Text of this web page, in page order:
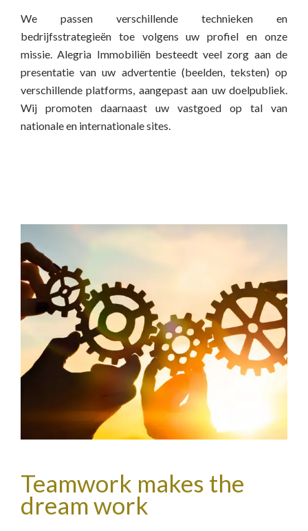
We passen verschillende technieken en
bedrijfsstrategieën toe volgens uw profiel en onze
missie. Alegria Immobiliën besteedt veel zorg aan de
presentatie van uw advertentie (beelden, teksten) op
verschillende platforms, aangepast aan uw doelpubliek.
Wij promoten daarnaast uw vastgoed op tal van
nationale en internationale sites.
Teamwork makes the
dream work